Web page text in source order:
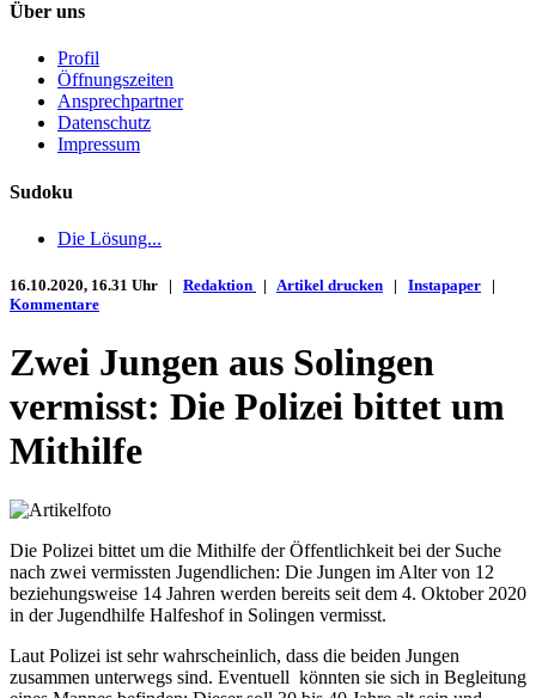
Über uns
Profil
Öffnungszeiten
Ansprechpartner
Datenschutz
Impressum
Sudoku
Die Lösung...
16.10.2020, 16.31 Uhr | Redaktion | Artikel drucken | Instapaper |
Kommentare
Zwei Jungen aus Solingen
vermisst: Die Polizei bittet um
Mithilfe
Die Polizei bittet um die Mithilfe der Öffentlichkeit bei der Suche
nach zwei vermissten Jugendlichen: Die Jungen im Alter von 12
beziehungsweise 14 Jahren werden bereits seit dem 4. Oktober 2020
in der Jugendhilfe Halfeshof in Solingen vermisst.
Laut Polizei ist sehr wahrscheinlich, dass die beiden Jungen
zusammen unterwegs sind. Eventuell könnten sie sich in Begleitung